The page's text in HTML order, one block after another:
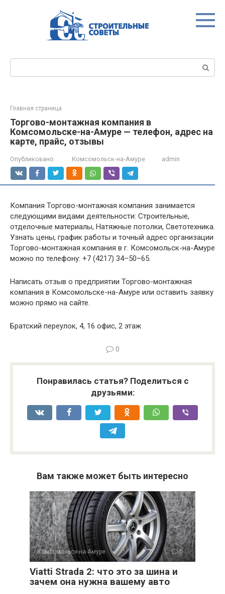
Главная страница
Торгово-монтажная компания в
Комсомольске-на-Амуре — телефон, адрес на
карте, прайс, отзывы
Опубликовано: Комсомольск-на-Амуре admin
Компания Торгово-монтажная компания занимается
следующими видами деятельности: Строительные,
отделочные материалы, Натяжные потолки, Светотехника.
Узнать цены, график работы и точный адрес организации
Торгово-монтажная компания в г. Комсомольск-на-Амуре
можно по телефону: +7 (4217) 34–50–65.
Написать отзыв о предприятии Торгово-монтажная
компания в Комсомольске-на-Амуре или оставить заявку
можно прямо на сайте.
Братский переулок, 4, 16 офис, 2 этаж
0
Понравилась статья? Поделиться с
друзьями:
Вам также может быть интересно
Комсомольск-на-Амуре 0
Viatti Strada 2: что это за шина и
зачем она нужна вашему авто